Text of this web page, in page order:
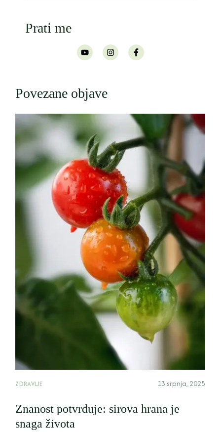
Prati me
Povezane objave
ZDRAVLJE 13 srpnja, 2025
Znanost potvrđuje: sirova hrana je
snaga života